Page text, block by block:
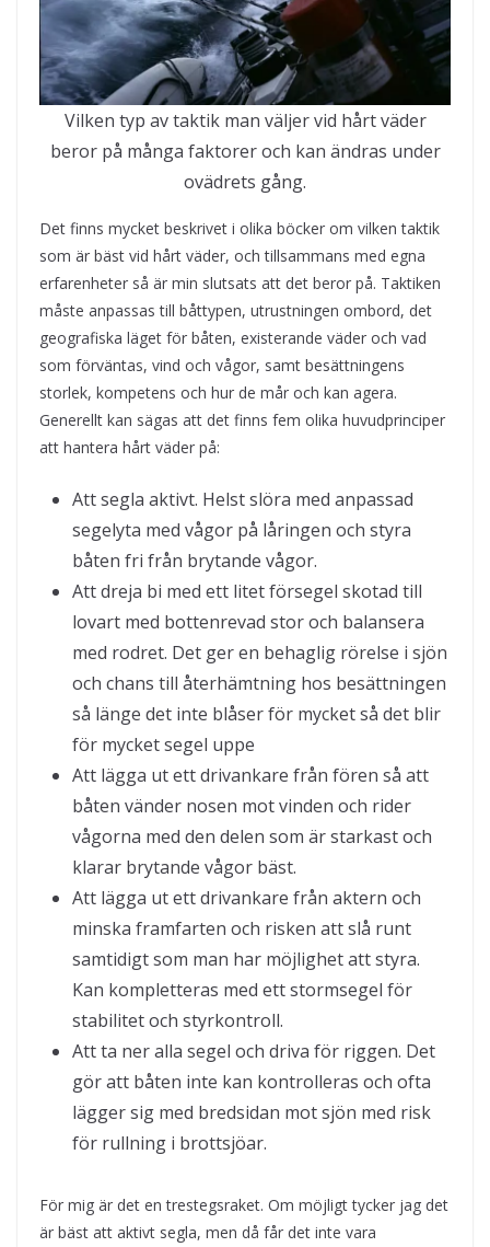
Vilken typ av taktik man väljer vid hårt väder
beror på många faktorer och kan ändras under
ovädrets gång.
Det finns mycket beskrivet i olika böcker om vilken taktik
som är bäst vid hårt väder, och tillsammans med egna
erfarenheter så är min slutsats att det beror på. Taktiken
måste anpassas till båttypen, utrustningen ombord, det
geografiska läget för båten, existerande väder och vad
som förväntas, vind och vågor, samt besättningens
storlek, kompetens och hur de mår och kan agera.
Generellt kan sägas att det finns fem olika huvudprinciper
att hantera hårt väder på:
Att segla aktivt. Helst slöra med anpassad
segelyta med vågor på låringen och styra
båten fri från brytande vågor.
Att dreja bi med ett litet försegel skotad till
lovart med bottenrevad stor och balansera
med rodret. Det ger en behaglig rörelse i sjön
och chans till återhämtning hos besättningen
så länge det inte blåser för mycket så det blir
för mycket segel uppe
Att lägga ut ett drivankare från fören så att
båten vänder nosen mot vinden och rider
vågorna med den delen som är starkast och
klarar brytande vågor bäst.
Att lägga ut ett drivankare från aktern och
minska framfarten och risken att slå runt
samtidigt som man har möjlighet att styra.
Kan kompletteras med ett stormsegel för
stabilitet och styrkontroll.
Att ta ner alla segel och driva för riggen. Det
gör att båten inte kan kontrolleras och ofta
lägger sig med bredsidan mot sjön med risk
för rullning i brottsjöar.
För mig är det en trestegsraket. Om möjligt tycker jag det
är bäst att aktivt segla, men då får det inte vara